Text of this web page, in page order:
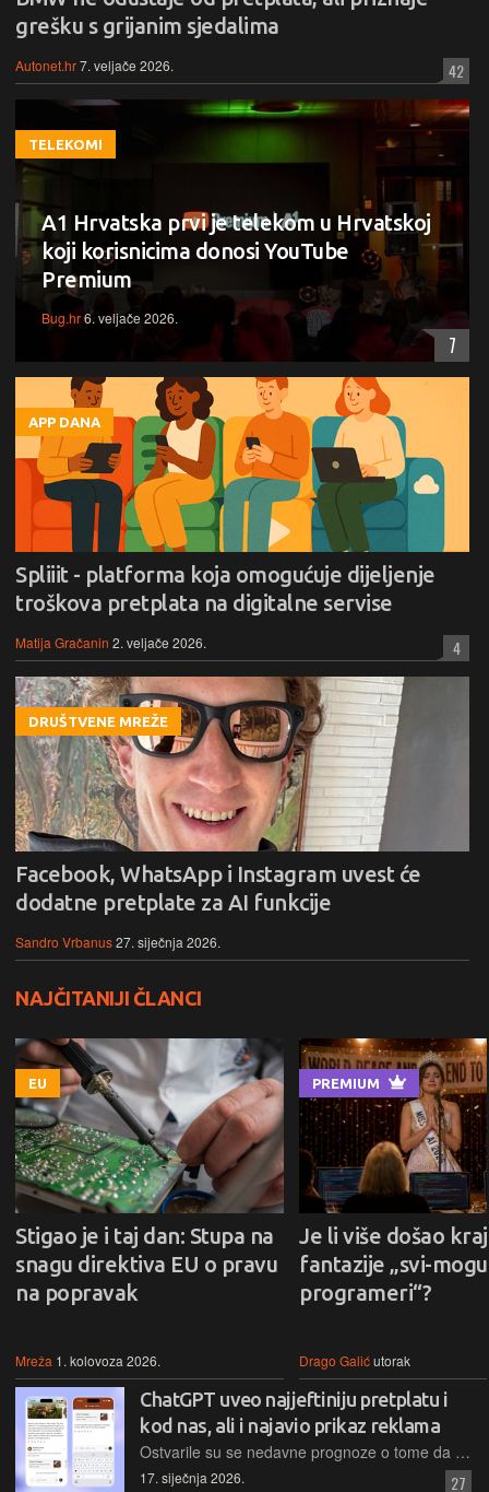
grešku s grijanim sjedalima
Autonet.hr7. veljače 2026. 42
TELEKOMI
A1 Hrvatska prvi je telekom u Hrvatskoj
koji korisnicima donosi YouTube
Premium
Bug.hr6. veljače 2026.
7
APP DANA
Spliiit - platforma koja omogućuje dijeljenje
troškova pretplata na digitalne servise
Matija Gračanin 2. veljače 2026. 4
DRUŠTVENE MREŽE
Facebook, WhatsApp i Instagram uvest će
dodatne pretplate za AI funkcije
Sandro Vrbanus27. siječnja 2026.
NAJČITANIJI ČLANCI
EU
Stigao je i taj dan: Stupa na
snagu direktiva EU o pravu
na popravak
Mreža 1. kolovoza 2026.
PREMIUM
Je li više došao kraj
fantazije „svi-
programeri“?
Drago Galićutorak
ChatGPT uveo najjeftiniju pretplatu i
kod nas, ali i najavio prikaz reklama
Ostvarile su se nedavne prognoze o tome da će se u ChatGPT-ju pojaviti reklame, iako ih je OpenAI demantirao prije samo mjesec dana. No, barem jedna dobra vijest – moguće je plaćati pretplatu 8 eura
17. siječnja 2026. 27